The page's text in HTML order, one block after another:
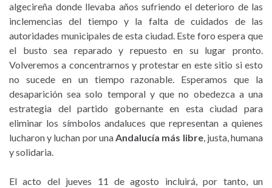
algecireña donde llevaba años sufriendo el deterioro de las
inclemencias del tiempo y la falta de cuidados de las
autoridades municipales de esta ciudad. Este foro espera que
el busto sea reparado y repuesto en su lugar pronto.
Volveremos a concentrarnos y protestar en este sitio si esto
no sucede en un tiempo razonable. Esperamos que la
desaparición sea solo temporal y que no obedezca a una
estrategia del partido gobernante en esta ciudad para
eliminar los símbolos andaluces que representan a quienes
lucharon y luchan por unaAndalucía más libre, justa, humana
y solidaria.
El acto del jueves 11 de agosto incluirá, por tanto, un